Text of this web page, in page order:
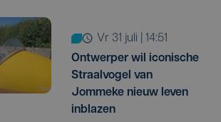
vr 31 juli | 14:51
Ontwerper wil iconische
Straalvogel van
Jommeke nieuw leven
inblazen